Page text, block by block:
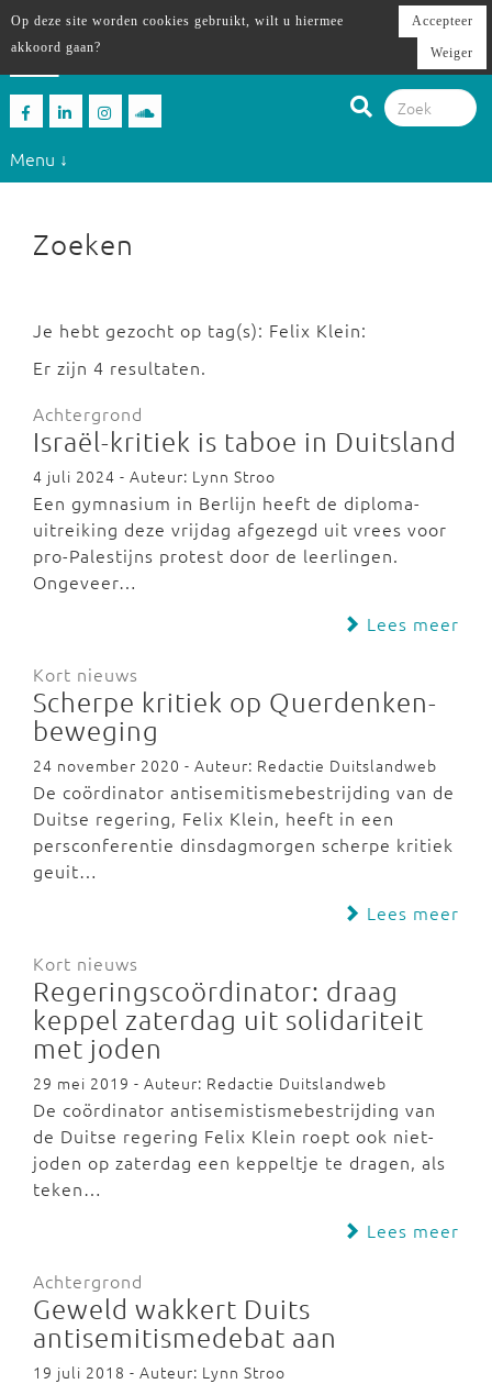
Menu ↓
Zoeken
Je hebt gezocht op tag(s): Felix Klein:
Er zijn 4 resultaten.
Achtergrond
Israël-kritiek is taboe in Duitsland
4 juli 2024 - Auteur: Lynn Stroo
Een gymnasium in Berlijn heeft de diploma-
uitreiking deze vrijdag afgezegd uit vrees voor
pro-Palestijns protest door de leerlingen.
Ongeveer…
Lees meer
Kort nieuws
Scherpe kritiek op Querdenken-
beweging
24 november 2020 - Auteur: Redactie Duitslandweb
De coördinator antisemitismebestrijding van de
Duitse regering, Felix Klein, heeft in een
persconferentie dinsdagmorgen scherpe kritiek
geuit…
Lees meer
Kort nieuws
Regeringscoördinator: draag
keppel zaterdag uit solidariteit
met joden
29 mei 2019 - Auteur: Redactie Duitslandweb
De coördinator antisemistismebestrijding van
de Duitse regering Felix Klein roept ook niet-
joden op zaterdag een keppeltje te dragen, als
teken…
Lees meer
Achtergrond
Geweld wakkert Duits
antisemitismedebat aan
19 juli 2018 - Auteur: Lynn Stroo
Op deze site worden cookies gebruikt, wilt u hiermee
akkoord gaan?
Accepteer
Weiger